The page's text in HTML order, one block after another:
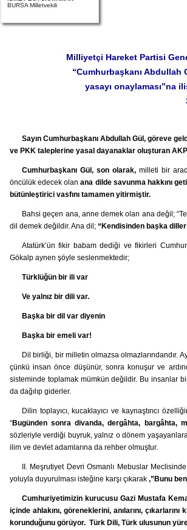
BURSA Milletvekili
Milliyetçi Hareket Partisi
“Cumhurbaşkanı Abdullah
yasayı onaylaması”na
Sayın Cumhurbaşkanı Abdullah Gül, göreve
ve PKK taleplerine yasal dayanaklar oluşturan
Cumhurbaşkanı Gül, son olarak, milleti bir
öncülük edecek olanana dilde savunma hakkını
bütünleştirici vasfını tamamen yitirmiştir.
Bahsi geçen ana, anne demek olan ana değil;
dil demek değildir. Ana dil; “Kendisinden başka
Atatürk’ün fikir babam dediği ve fikirleri
Gökalp aynen şöyle seslenmektedir;
Türklüğün bir ili var
Ve yalnız bir dili var.
Başka bir dil var diyenin
Başka bir emeli var!
Dil birliği, bir milletin olmazsa olmazlarındandır.
çünkü insan önce düşünür, sonra konuşur ve
sisteminde toplamak mümkün değildir. Bu insanlar
da dağılıp giderler.
Dilin toplayıcı, kucaklayıcı ve kaynaştırıcı
“Bugünden sonra divanda, dergâhta, bargâhta,
sözleriyle verdiği buyruk, yalnız o dönem
ilim ve devlet adamlarına da rehber olmuştur.
II. Meşrutiyet Devri Osmanlı Mebuslar
yoluyla duyurulması isteğine karşı çıkarak ,”Bunu
Cumhuriyetimizin kurucusu Gazi Mustafa
içinde ahlakını, göreneklerini, anılarını,
korunduğunu görüyor. Türk Dili, Türk ulusunun